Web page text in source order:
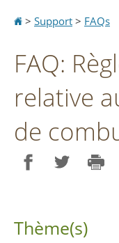
Accueil
> Support > FAQs
FAQ:
relative
de
Thème(s)